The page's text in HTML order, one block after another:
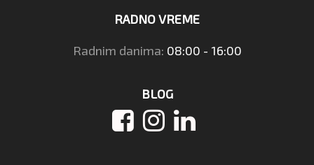
RADNO VREME
Radnim danima: 08:00 - 16:00
BLOG